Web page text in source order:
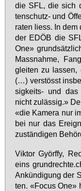
die SFL, die sich
ten­schutz- und
ra­ten liess. In
der EDÖB die
One»
Mass­nah­me,
glei­ten zu las­sen,
(…) ver­stösst
sig­keits- und das
nicht zu­läs­sig.»
«die Ka­me­ra nur
bei nur das
zu­stän­di­gen
Vik­tor Györf­fy,
eins
An­kün­di­gung der
ten. «Fo­cus